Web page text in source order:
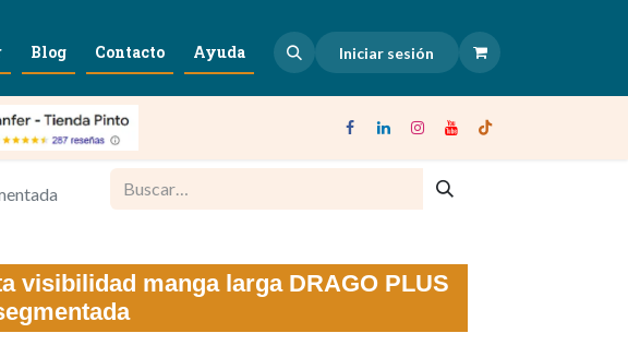
Blog Contacto Ayuda Iniciar sesión
visibilidad manga larga DRAGO PLUS